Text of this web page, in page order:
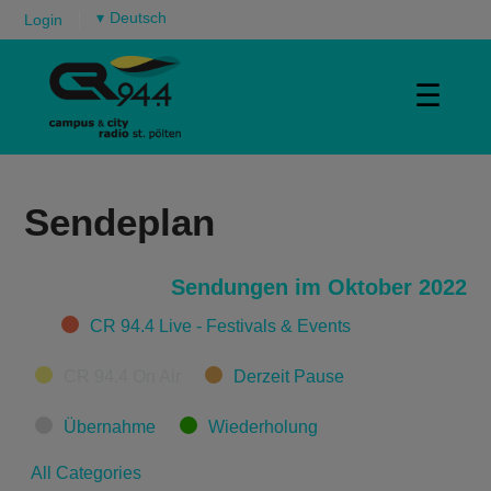
Login ▾
☰
Sendeplan
Sendungen im Oktober 2022
CategoriesCR 94.4 Live - Festivals & Events
Derzeit Pause
Übernahme Wiederholung
All Categories